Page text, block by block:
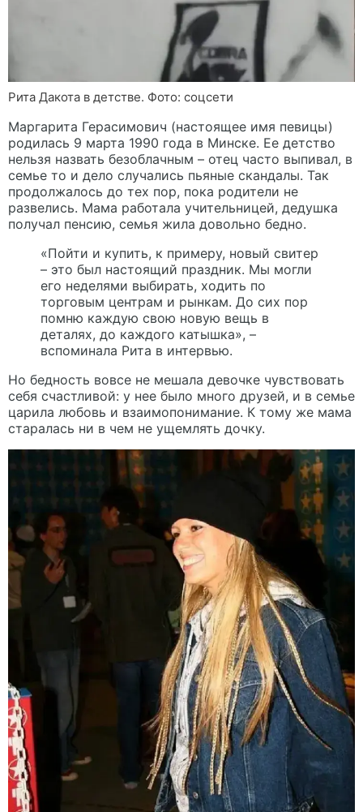
Рита Дакота в детстве. Фото: соцсети
Маргарита Герасимович (настоящее имя певицы)
родилась 9 марта 1990 года в Минске. Ее детство
нельзя назвать безоблачным – отец часто выпивал, в
семье то и дело случались пьяные скандалы. Так
продолжалось до тех пор, пока родители не
развелись. Мама работала учительницей, дедушка
получал пенсию, семья жила довольно бедно.
«Пойти и купить, к примеру, новый свитер
– это был настоящий праздник. Мы могли
его неделями выбирать, ходить по
торговым центрам и рынкам. До сих пор
помню каждую свою новую вещь в
деталях, до каждого катышка», –
вспоминала Рита в интервью.
Но бедность вовсе не мешала девочке чувствовать
себя счастливой: у нее было много друзей, и в семье
царила любовь и взаимопонимание. К тому же мама
старалась ни в чем не ущемлять дочку.